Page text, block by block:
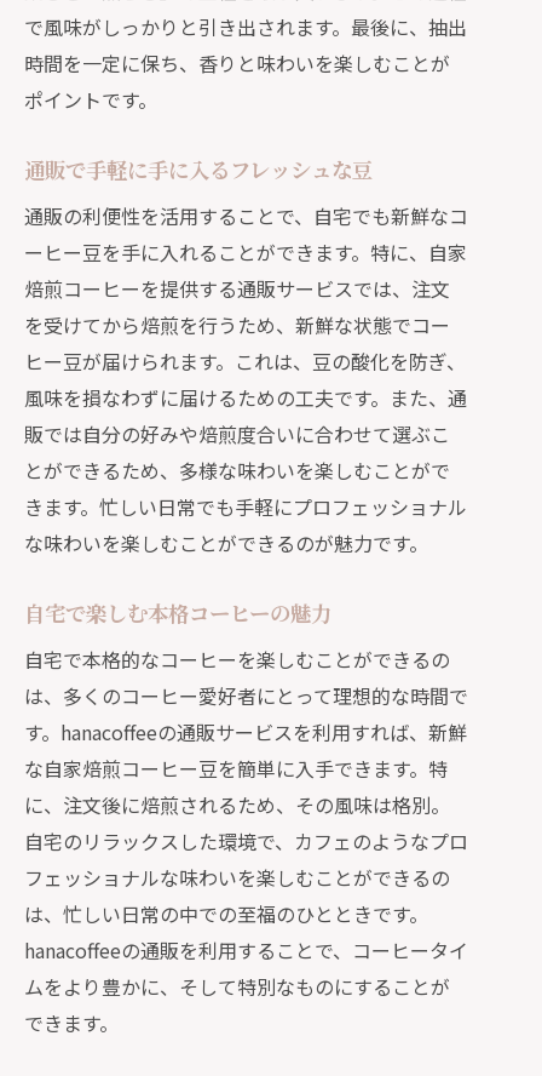
で風味がしっかりと引き出されます。最後に、抽出
時間を一定に保ち、香りと味わいを楽しむことが
ポイントです。
通販で手軽に手に入るフレッシュな豆
通販の利便性を活用することで、自宅でも新鮮なコ
ーヒー豆を手に入れることができます。特に、自家
焙煎コーヒーを提供する通販サービスでは、注文
を受けてから焙煎を行うため、新鮮な状態でコー
ヒー豆が届けられます。これは、豆の酸化を防ぎ、
風味を損なわずに届けるための工夫です。また、通
販では自分の好みや焙煎度合いに合わせて選ぶこ
とができるため、多様な味わいを楽しむことがで
きます。忙しい日常でも手軽にプロフェッショナル
な味わいを楽しむことができるのが魅力です。
自宅で楽しむ本格コーヒーの魅力
自宅で本格的なコーヒーを楽しむことができるの
は、多くのコーヒー愛好者にとって理想的な時間で
す。hanacoffeeの通販サービスを利用すれば、新鮮
な自家焙煎コーヒー豆を簡単に入手できます。特
に、注文後に焙煎されるため、その風味は格別。
自宅のリラックスした環境で、カフェのようなプロ
フェッショナルな味わいを楽しむことができるの
は、忙しい日常の中での至福のひとときです。
hanacoffeeの通販を利用することで、コーヒータイ
ムをより豊かに、そして特別なものにすることが
できます。